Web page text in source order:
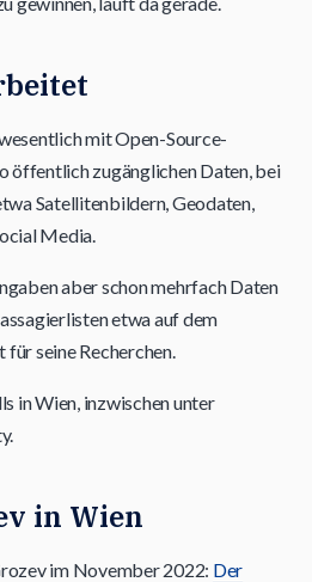
mit Open-Source-
öffentlich zugänglichen Daten, bei
Satellitenbildern, Geodaten,
Media.
aber schon mehrfach Daten
etwa auf dem
seine Recherchen.
in Wien, inzwischen unter
in Wien
im November 2022: Der